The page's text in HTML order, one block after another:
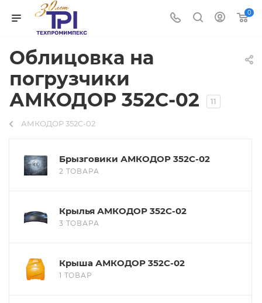
0
Облицовка на
погрузчики
АМКОДОР 352С-02
11
АМКОДОР 352С-02
Брызговики АМКОДОР 352С-02
2 ТОВАРА
Крылья АМКОДОР 352С-02
3 ТОВАРА
Крыша АМКОДОР 352С-02
1 ТОВАР